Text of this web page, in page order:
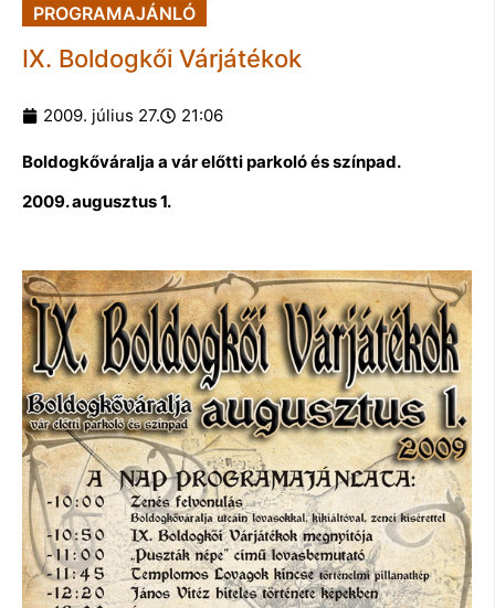
PROGRAMAJÁNLÓ
IX. Boldogkői Várjátékok
2009. július 27. 21:06
Boldogkőváralja a vár előtti parkoló és színpad.
2009. augusztus 1.